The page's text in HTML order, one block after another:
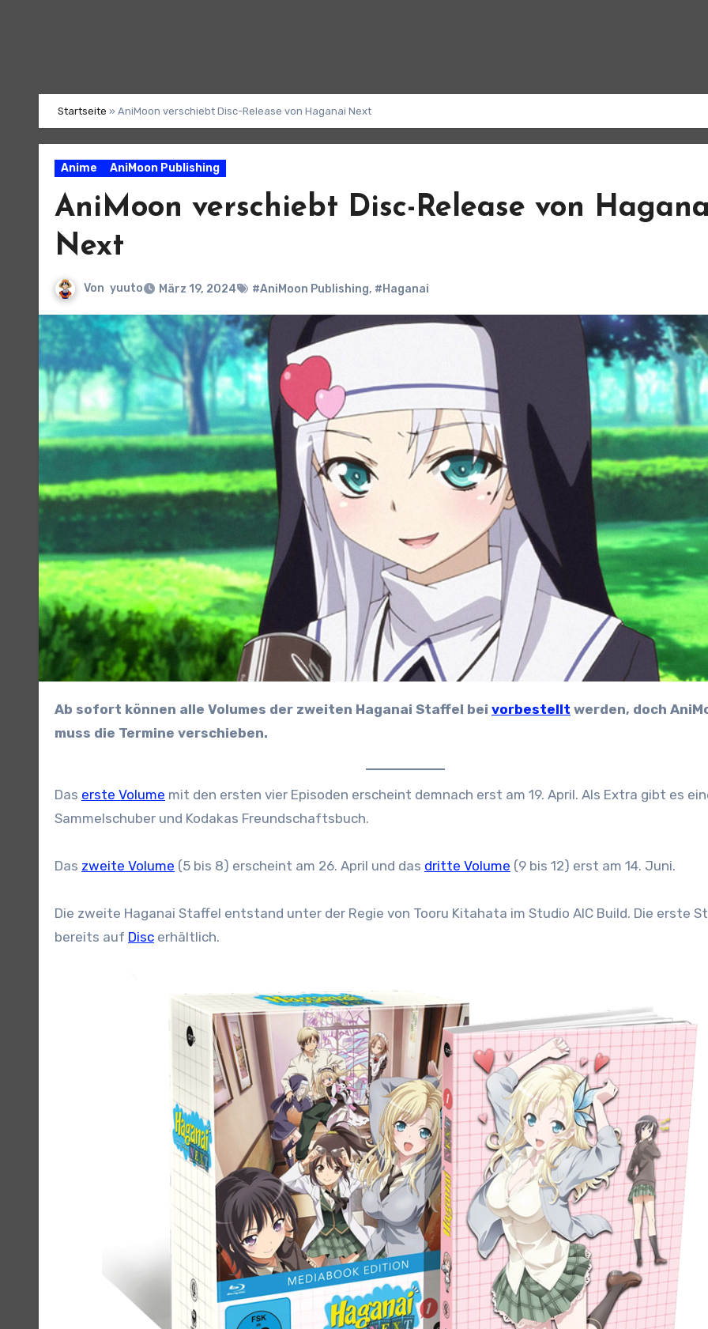
Startseite » AniMoon verschiebt Disc-Release von Haganai Next
Anime AniMoon Publishing
AniMoon verschiebt Disc-Release von
Next
Von yuuto März 19, 2024 #AniMoon Publishing, #Haganai
Ab sofort können alle Volumes der zweiten Haganai Staffel bei vorbestellt werden, doch
muss die Termine verschieben.
Das erste Volume mit den ersten vier Episoden erscheint demnach erst am 19. April. Als Extra gibt es
Sammelschuber und Kodakas Freundschaftsbuch.
Das zweite Volume (5 bis 8) erscheint am 26. April und das dritte Volume (9 bis 12) erst am 14. Juni.
Die zweite Haganai Staffel entstand unter der Regie von Tooru Kitahata im Studio AIC Build. Die erste
bereits auf Disc erhältlich.